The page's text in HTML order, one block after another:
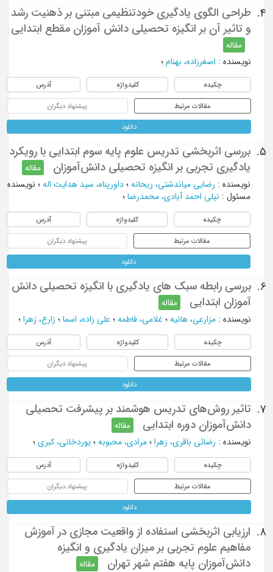
4.
طراحی الگوی یادگیری خودتنظیمی مبتنی بر ذهنیت رشد
و تاثیر آن بر انگیزه تحصیلی دانش آموزان مقطع ابتدایی
مقاله
نویسنده: اصغرزاده، بهنام؛
چکیده کلیدواژه آدرس
مقالات مرتبط پیشنهاد دیگران
دانلود
5.
بررسی اثربخشی تدریس علوم پایه سوم ابتدایی با رویکرد
یادگیری تجربی بر انگیزه تحصیلی دانش‌آموزان
مقاله
نویسنده: رضایی میاندشتی، ریحانه؛ داورپناه، سید هدایت اله؛ نویسنده
مسئول : نیلی احمد آبادی، محمدرضا؛
چکیده کلیدواژه آدرس
مقالات مرتبط پیشنهاد دیگران
دانلود
6.
بررسی رابطه سبک های یادگیری با انگیزه تحصیلی دانش
آموزان ابتدایی
مقاله
نویسنده: مزارعی، هانیه؛ غلامی، فاطمه؛ علی زاده، اسما؛ زارع، زهرا ؛
چکیده کلیدواژه آدرس
مقالات مرتبط پیشنهاد دیگران
دانلود
7.
تاثیر روش‌های تدریس هوشمند بر پیشرفت تحصیلی
دانش‌آموزان دوره ابتدایی
مقاله
نویسنده: رضائی باقری، زهرا ؛ مرادی، محبوبه؛ یوردخانی، کبری؛
چکیده کلیدواژه آدرس
مقالات مرتبط پیشنهاد دیگران
دانلود
8.
ارزیابی اثربخشی استفاده از واقعیت مجازی در آموزش
مفاهیم علوم تجربی بر میزان یادگیری و انگیزه
دانش‌آموزان پایه هفتم شهر تهران
مقاله